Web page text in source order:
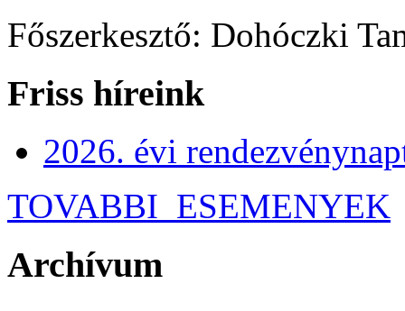
Főszerkesztő: Dohóczki
Friss híreink
2026. évi
TOVABBI_ESEMENYEK
Archívum